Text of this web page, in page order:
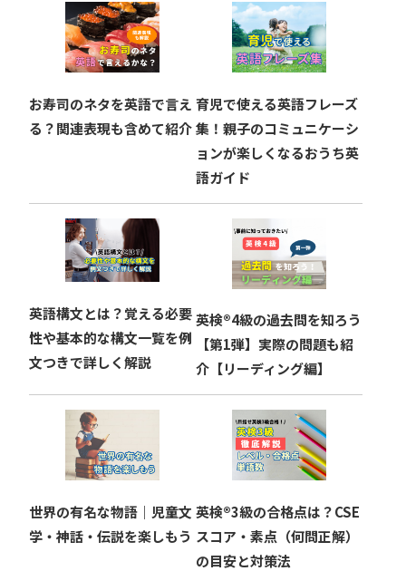
ョ
ン
お寿司のネタを英語で言え
る？関連表現も含めて紹介
育児で使える英語フレーズ
集！親子のコミュニケーシ
ョンが楽しくなるおうち英
語ガイド
英語構文とは？覚える必要
性や基本的な構文一覧を例
文つきで詳しく解説
英検®︎4級の過去問を知ろう
【第1弾】実際の問題も紹
介【リーディング編】
世界の有名な物語｜児童文
学・神話・伝説を楽しもう
英検®︎3級の合格点は？CSE
スコア・素点（何問正解）
の目安と対策法